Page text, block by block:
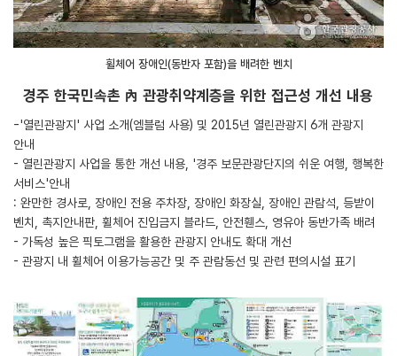
휠체어 장애인(동반자 포함)을 배려한 벤치
경주 한국민속촌 內 관광취약계층을 위한 접근성 개선 내용
-'열린관광지' 사업 소개(엠블럼 사용) 및 2015년 열린관광지 6개 관광지
안내
- 열린관광지 사업을 통한 개선 내용, '경주 보문관광단지의 쉬운 여행, 행복한
서비스'안내
: 완만한 경사로, 장애인 전용 주차장, 장애인 화장실, 장애인 관람석, 등받이
벤치, 촉지안내판, 휠체어 진입금지 블라드, 안전휀스, 영유아 동반가족 배려
- 가독성 높은 픽토그램을 활용한 관광지 안내도 확대 개선
- 관광지 내 휠체어 이용가능공간 및 주 관람동선 및 관련 편의시설 표기